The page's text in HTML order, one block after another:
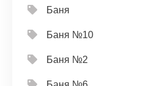
Баня
Баня №10
Баня №2